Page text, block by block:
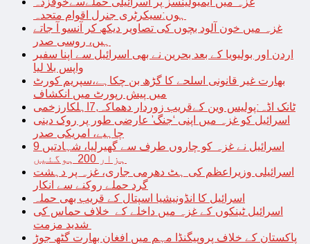
ہوں:سیکرٹری جنرل اقوام متحدہ
غزہ میں خون آلود بچوں کی تصاویر دیکھ کر آنسو آ جاتے
ہیں، روسی صدر
اردن اور بولیویا کے بعد بحرین نے بھی اسرائیل سے اپنا سفیر
واپس بلا لیا
بھارت غیر قانونی اسلحے کا گڑھ بن چکاہے،سپریم کورٹ
میں پیش رپورٹ میں انکشاف
ٹانک اڈہ:پولیس وین کےقریب زوردار دھماکہ,7اہلکارزخمی
اسرائیل کو غزہ میں اپنی ‘جنگ’ عارضی طور پر روک دینی
چاہیے، امریکی صدر
اسرائیل نے غزہ کو چاروں طرف سے گھیرلیا، شہادتیں 9
ہزار 200 ہوگئیں
اسرائیلی وزیراعظم کی ہٹ دھرمی جاری، غزہ پر دہشت
گرد حملے روکنے سے انکار
اسرائیل کا انڈونیشیا اسپتال کے قریب بھی حملہ
اسرائیل ٹینکوں کے غزہ میں داخلے کے خلاف حماس کی
پاکستان کے خلاف پروپیگنڈا مہم میں افغان بھارت گٹھ جوڑ